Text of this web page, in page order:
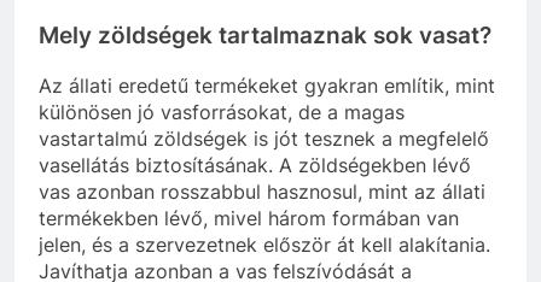
Mely zöldségek tartalmaznak sok vasat?
Az állati eredetű termékeket gyakran említik, mint
különösen jó vasforrásokat, de a magas
vastartalmú zöldségek is jót tesznek a megfelelő
vasellátás biztosításának. A zöldségekben lévő
vas azonban rosszabbul hasznosul, mint az állati
termékekben lévő, mivel három formában van
jelen, és a szervezetnek először át kell alakítania.
Javíthatja azonban a vas felszívódását a